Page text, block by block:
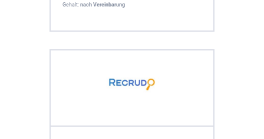
Gehalt: nach Vereinbarung